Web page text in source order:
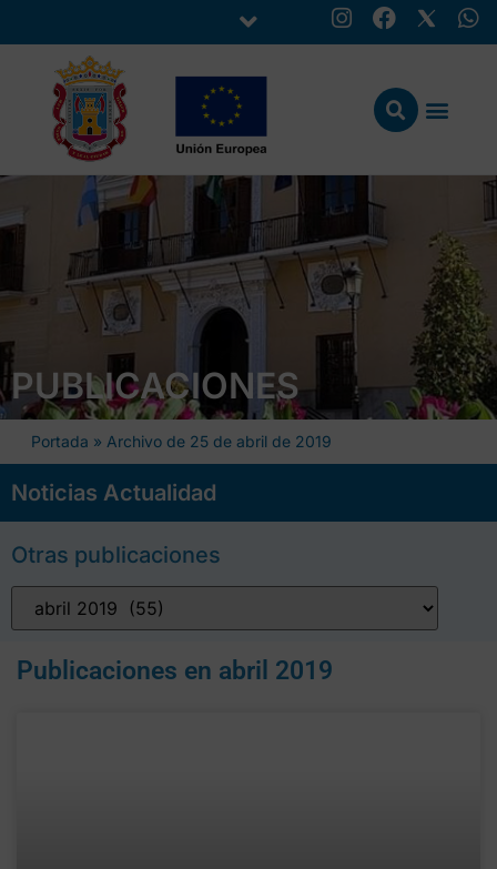
PUBLICACIONES
Portada » Archivo de 25 de abril de 2019
Noticias Actualidad
Otras publicaciones
Publicaciones en abril 2019